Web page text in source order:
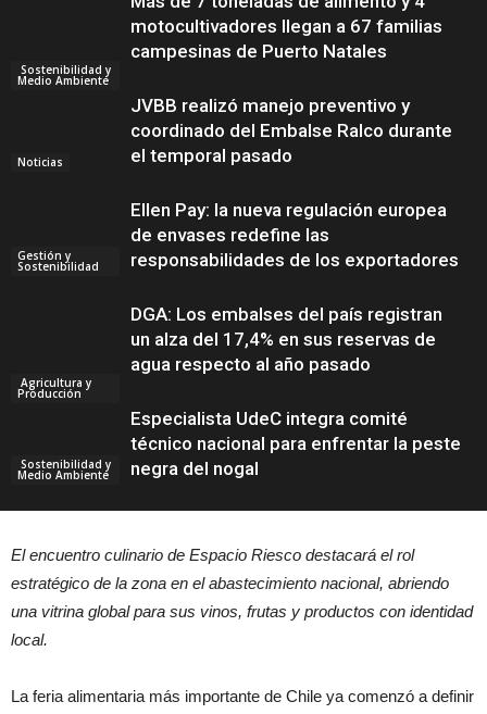
Sostenibilidad y
Medio Ambiente
Noticias
motocultivadores llegan a 67 familias
campesinas de Puerto Natales
Gestión y
Sostenibilidad
JVBB realizó manejo preventivo y
coordinado del Embalse Ralco durante
el temporal pasado
Agricultura y
Producción
Ellen Pay: la nueva regulación europea
de envases redefine las
responsabilidades de los exportadores
Sostenibilidad y
Medio Ambiente
DGA: Los embalses del país registran
un alza del 17,4% en sus reservas de
agua respecto al año pasado
Agricultura y
Producción
Especialista UdeC integra comité
técnico nacional para enfrentar la peste
negra del nogal
El encuentro culinario de Espacio Riesco destacará el rol
estratégico de la zona en el abastecimiento nacional, abriendo
una vitrina global para sus vinos, frutas y productos con identidad
local.
La feria alimentaria más importante de Chile ya comenzó a definir